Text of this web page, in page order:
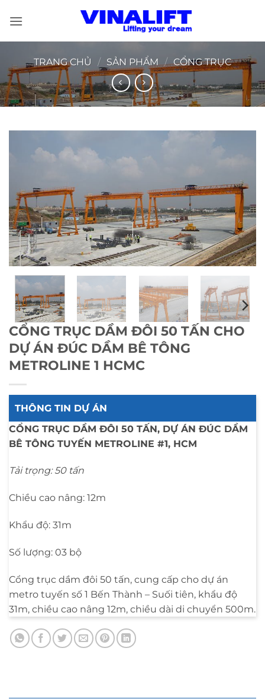
qua
TRANG CHỦ
/ SẢN PHẨM / CỔNG TRỤC
CỔNG TRỤC DẦM ĐÔI 50 TẤN CHO
DỰ ÁN ĐÚC DẦM BÊ TÔNG
METROLINE 1 HCMC
THÔNG TIN DỰ ÁN
CỔNG TRỤC DẦM ĐÔI 50 TẤN, DỰ ÁN ĐÚC DẦM
BÊ TÔNG TUYẾN METROLINE #1, HCM
Tải trọng: 50 tấn
Chiều cao nâng: 12m
Khẩu độ: 31m
Số lượng: 03 bộ
Cổng trục dầm đôi 50 tấn, cung cấp cho dự án
metro tuyến số 1 Bến Thành – Suối tiên, khẩu độ
31m, chiều cao nâng 12m, chiều dài di chuyển 500m.